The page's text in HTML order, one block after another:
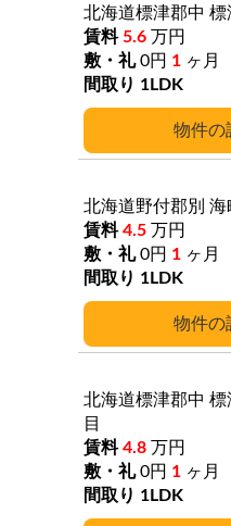
北海道標津郡中 標
5.6 万円
0円 1 ヶ月
1LDK
北海道野付郡別 海
4.5 万円
0円 1 ヶ月
1LDK
北海道標津郡中 標
目
4.8 万円
0円 1 ヶ月
1LDK